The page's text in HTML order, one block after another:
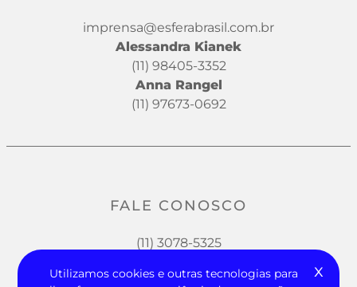
x
Utilizamos cookies e outras tecnologias para
imprensa@esferabrasil.com.br
Alessandra Kianek
(11) 98405-3352
Anna Rangel
(11) 97673-0692
FALE CONOSCO
(11) 3078-5325